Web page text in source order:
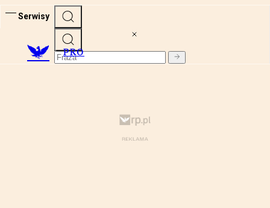
Serwisy
PRO